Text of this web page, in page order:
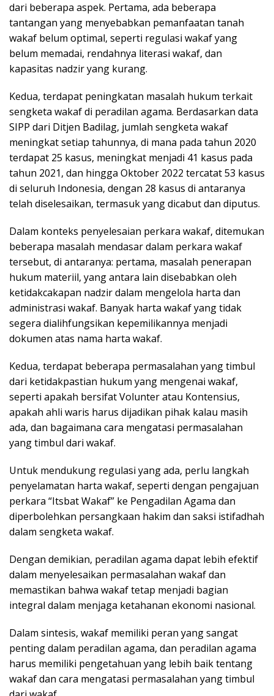
dari beberapa aspek. Pertama, ada beberapa
tantangan yang menyebabkan pemanfaatan tanah
wakaf belum optimal, seperti regulasi wakaf yang
belum memadai, rendahnya literasi wakaf, dan
kapasitas nadzir yang kurang.
Kedua, terdapat peningkatan masalah hukum terkait
sengketa wakaf di peradilan agama. Berdasarkan data
SIPP dari Ditjen Badilag, jumlah sengketa wakaf
meningkat setiap tahunnya, di mana pada tahun 2020
terdapat 25 kasus, meningkat menjadi 41 kasus pada
tahun 2021, dan hingga Oktober 2022 tercatat 53 kasus
di seluruh Indonesia, dengan 28 kasus di antaranya
telah diselesaikan, termasuk yang dicabut dan diputus.
Dalam konteks penyelesaian perkara wakaf, ditemukan
beberapa masalah mendasar dalam perkara wakaf
tersebut, di antaranya: pertama, masalah penerapan
hukum materiil, yang antara lain disebabkan oleh
ketidakcakapan nadzir dalam mengelola harta dan
administrasi wakaf. Banyak harta wakaf yang tidak
segera dialihfungsikan kepemilikannya menjadi
dokumen atas nama harta wakaf.
Kedua, terdapat beberapa permasalahan yang timbul
dari ketidakpastian hukum yang mengenai wakaf,
seperti apakah bersifat Volunter atau Kontensius,
apakah ahli waris harus dijadikan pihak kalau masih
ada, dan bagaimana cara mengatasi permasalahan
yang timbul dari wakaf.
Untuk mendukung regulasi yang ada, perlu langkah
penyelamatan harta wakaf, seperti dengan pengajuan
perkara “Itsbat Wakaf” ke Pengadilan Agama dan
diperbolehkan persangkaan hakim dan saksi istifadhah
dalam sengketa wakaf.
Dengan demikian, peradilan agama dapat lebih efektif
dalam menyelesaikan permasalahan wakaf dan
memastikan bahwa wakaf tetap menjadi bagian
integral dalam menjaga ketahanan ekonomi nasional.
Dalam sintesis, wakaf memiliki peran yang sangat
penting dalam peradilan agama, dan peradilan agama
harus memiliki pengetahuan yang lebih baik tentang
wakaf dan cara mengatasi permasalahan yang timbul